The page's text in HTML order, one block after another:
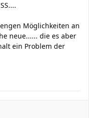
Möglichkeiten an
neue...... die es aber
ein Problem der